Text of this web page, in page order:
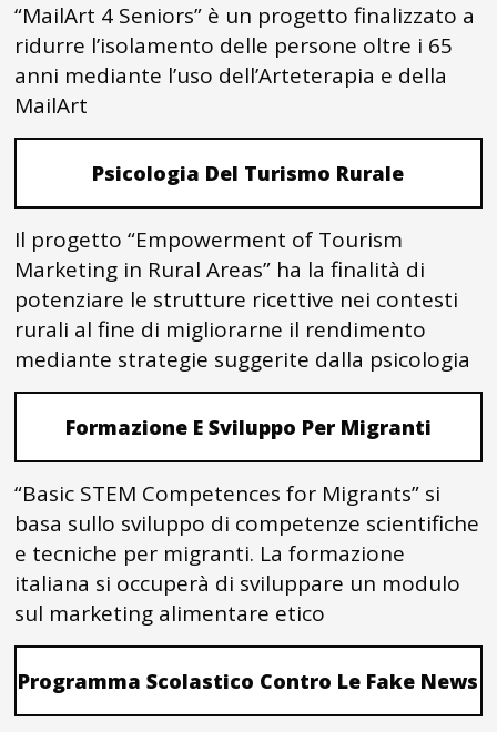
“MailArt 4 Seniors” è un progetto finalizzato a
ridurre l’isolamento delle persone oltre i 65
anni mediante l’uso dell’Arteterapia e della
MailArt
Psicologia Del Turismo Rurale
Il progetto “Empowerment of Tourism
Marketing in Rural Areas” ha la finalità di
potenziare le strutture ricettive nei contesti
rurali al fine di migliorarne il rendimento
mediante strategie suggerite dalla psicologia
Formazione E Sviluppo Per Migranti
“Basic STEM Competences for Migrants” si
basa sullo sviluppo di competenze scientifiche
e tecniche per migranti. La formazione
italiana si occuperà di sviluppare un modulo
sul marketing alimentare etico
Programma Scolastico Contro Le Fake News